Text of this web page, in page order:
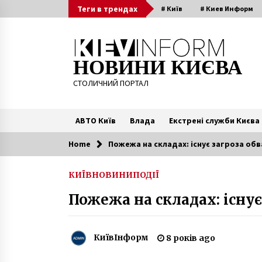
to
Теги в трендах # Київ # Киев Информ
НОВИНИ КИЄВА
СТОЛИЧНИЙ ПОРТАЛ
АВТО Київ Влада Екстрені служби Києва
Читають зараз
композитор Олександр
Жилінський
Смертельне ДТП під Києвом: двоє
Home Пожежа на складах: існує загроза
КИЇВНОВИНИПОДІЇ
Пожежа на складах:
КиївІнформ 8 років ago